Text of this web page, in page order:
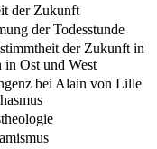
der Zukunft
der Todesstunde
der Zukunft in
in Ost und West
bei Alain von Lille